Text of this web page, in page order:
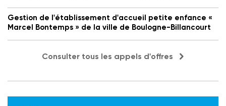
Gestion de l'établissement d'accueil petite enfance «
Marcel Bontemps » de la ville de Boulogne-Billancourt
Consulter tous les appels d'offres